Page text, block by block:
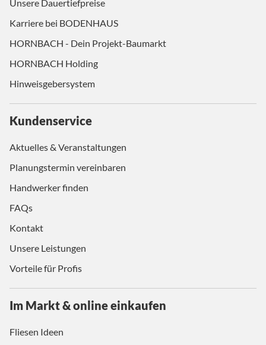
Unsere Dauertiefpreise
Karriere bei BODENHAUS
HORNBACH - Dein Projekt-Baumarkt
HORNBACH Holding
Hinweisgebersystem
Kundenservice
Aktuelles & Veranstaltungen
Planungstermin vereinbaren
Handwerker finden
FAQs
Kontakt
Unsere Leistungen
Vorteile für Profis
Im Markt & online einkaufen
Fliesen Ideen